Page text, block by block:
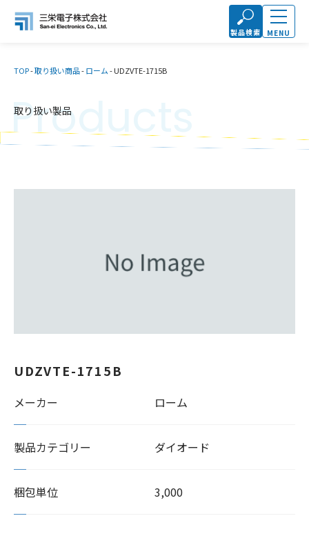
製品検索 MENU
TOP-取り扱い商品-ローム-UDZVTE-1715B
取り扱い製品
Products
UDZVTE-1715B
メーカー ローム
製品カテゴリー ダイオード
梱包単位 3,000